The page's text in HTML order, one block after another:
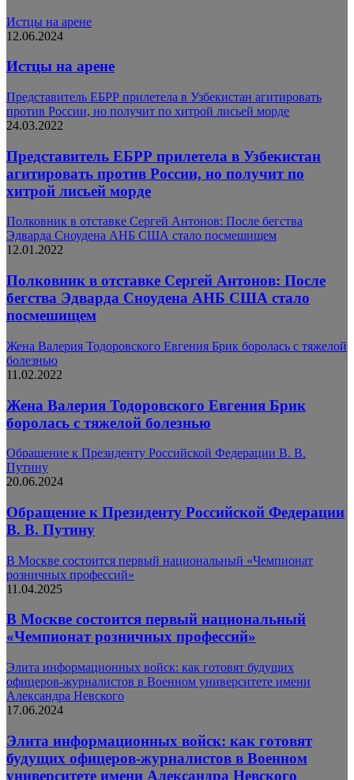
Истцы на арене
12.06.2024
Истцы на арене
Представитель ЕБРР прилетела в Узбекистан агитировать
против России, но получит по хитрой лисьей морде
24.03.2022
Представитель ЕБРР прилетела в Узбекистан
агитировать против России, но получит по
хитрой лисьей морде
Полковник в отставке Сергей Антонов: После бегства
Эдварда Сноудена АНБ США стало посмешищем
12.01.2022
Полковник в отставке Сергей Антонов: После
бегства Эдварда Сноудена АНБ США стало
посмешищем
Жена Валерия Тодоровского Евгения Брик боролась с тяжелой
болезнью
11.02.2022
Жена Валерия Тодоровского Евгения Брик
боролась с тяжелой болезнью
Обращение к Президенту Российской Федерации В. В.
Путину
20.06.2024
Обращение к Президенту Российской Федерации
В. В. Путину
В Москве состоится первый национальный «Чемпионат
розничных профессий»
11.04.2025
В Москве состоится первый национальный
«Чемпионат розничных профессий»
Элита информационных войск: как готовят будущих
офицеров-журналистов в Военном университете имени
Александра Невского
17.06.2024
Элита информационных войск: как готовят
будущих офицеров-журналистов в Военном
университете имени Александра Невского